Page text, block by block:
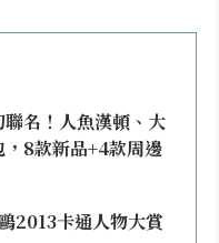
名！人魚漢頓、大
8款新品+4款周邊
2013卡通人物大賞